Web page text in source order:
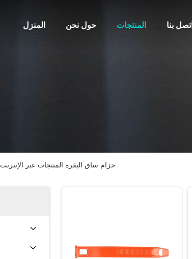
المنزل حول نحن المنتجات اتصل بنا
حزام ساق البقرة المنتجات عبر الإنترنت